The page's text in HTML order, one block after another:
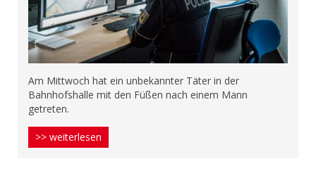
Am Mittwoch hat ein unbekannter Täter in der
Bahnhofshalle mit den Füßen nach einem Mann
getreten.
>> weiterlesen